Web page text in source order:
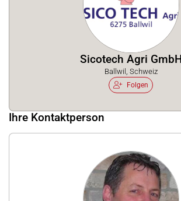
Sicotech Agri GmbH
Ballwil, Schweiz
Folgen
Ihre Kontaktperson